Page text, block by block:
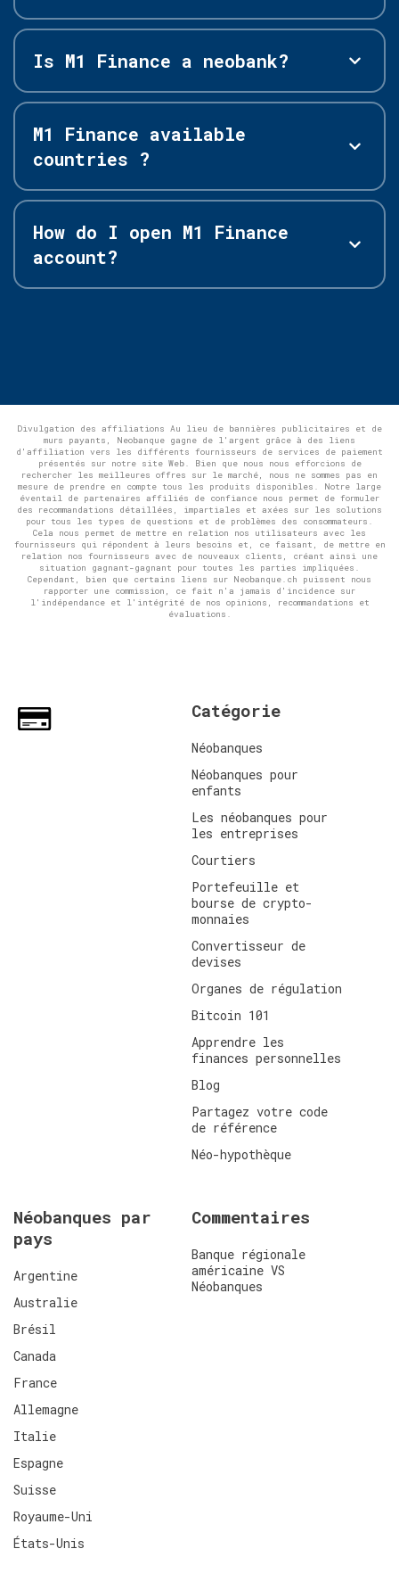
Is M1 Finance a neobank?
M1 Finance available
countries ?
How do I open M1 Finance
account?
Divulgation des affiliations Au lieu de bannières publicitaires et de
murs payants, Neobanque gagne de l'argent grâce à des liens
d'affiliation vers les différents fournisseurs de services de paiement
présentés sur notre site Web. Bien que nous nous efforcions de
rechercher les meilleures offres sur le marché, nous ne sommes pas en
mesure de prendre en compte tous les produits disponibles. Notre large
éventail de partenaires affiliés de confiance nous permet de formuler
des recommandations détaillées, impartiales et axées sur les solutions
pour tous les types de questions et de problèmes des consommateurs.
Cela nous permet de mettre en relation nos utilisateurs avec les
fournisseurs qui répondent à leurs besoins et, ce faisant, de mettre en
relation nos fournisseurs avec de nouveaux clients, créant ainsi une
situation gagnant-gagnant pour toutes les parties impliquées.
Cependant, bien que certains liens sur Neobanque.ch puissent nous
rapporter une commission, ce fait n'a jamais d'incidence sur
l'indépendance et l'intégrité de nos opinions, recommandations et
évaluations.
Catégorie
Néobanques
Néobanques pour
enfants
Les néobanques pour
les entreprises
Courtiers
Portefeuille et
bourse de crypto-
monnaies
Convertisseur de
devises
Organes de régulation
Bitcoin 101
Apprendre les
finances personnelles
Blog
Partagez votre code
de référence
Néo-hypothèque
Néobanques par
pays
Argentine
Australie
Brésil
Canada
France
Allemagne
Italie
Espagne
Suisse
Royaume-Uni
États-Unis
Commentaires
Banque régionale
américaine VS
Néobanques